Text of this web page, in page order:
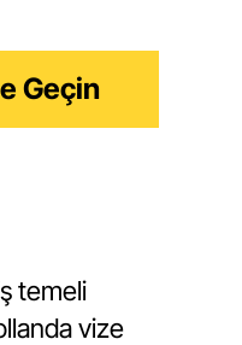
Geçin
temeli
vize